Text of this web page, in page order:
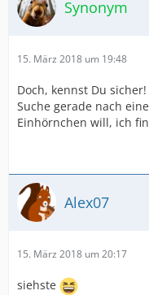
Synonym
15. März 2018 um 19:48
Doch, kennst Du
Suche gerade nach
Einhörnchen will, ich
Alex07
15. März 2018 um 20:17
siehste